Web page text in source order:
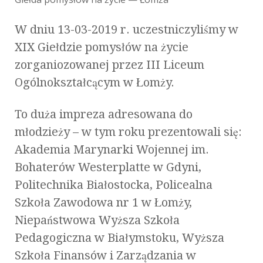
W dniu 13-03-2019 r. uczestniczyliśmy w
XIX Giełdzie pomysłów na życie
zorganiozowanej przez III Liceum
Ogólnokształcącym w Łomży.
To duża impreza adresowana do
młodzieży – w tym roku prezentowali się:
Akademia Marynarki Wojennej im.
Bohaterów Westerplatte w Gdyni,
Politechnika Białostocka, Policealna
Szkoła Zawodowa nr 1 w Łomży,
Niepaństwowa Wyższa Szkoła
Pedagogiczna w Białymstoku, Wyższa
Szkoła Finansów i Zarządzania w